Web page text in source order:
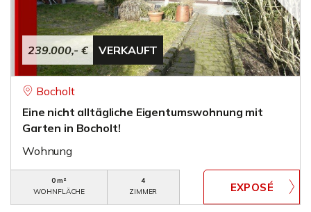
239.000,- € VERKAUFT
Bocholt
Eine nicht alltägliche Eigentumswohnung mit
Garten in Bocholt!
Wohnung
0 m²
WOHNFLÄCHE
4
ZIMMER